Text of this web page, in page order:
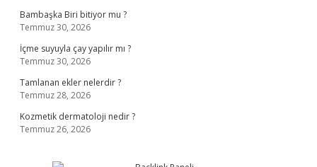
Bambaşka Biri bitiyor mu ?
Temmuz 30, 2026
İçme suyuyla çay yapılır mı ?
Temmuz 30, 2026
Tamlanan ekler nelerdir ?
Temmuz 28, 2026
Kozmetik dermatoloji nedir ?
Temmuz 26, 2026